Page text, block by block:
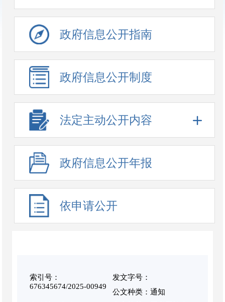
政府信息公开指南
政府信息公开制度
法定主动公开内容
政府信息公开年报
依申请公开
索引号：
676345674/2025-00949
发文字号：
公文种类：通知